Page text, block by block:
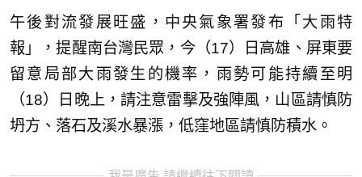
午後對流發展旺盛，中央氣象署發布「大雨特
報」，提醒南台灣民眾，今（17）日高雄、屏東要
留意局部大雨發生的機率，雨勢可能持續至明
（18）日晚上，請注意雷擊及強陣風，山區請慎防
坍方、落石及溪水暴漲，低窪地區請慎防積水。